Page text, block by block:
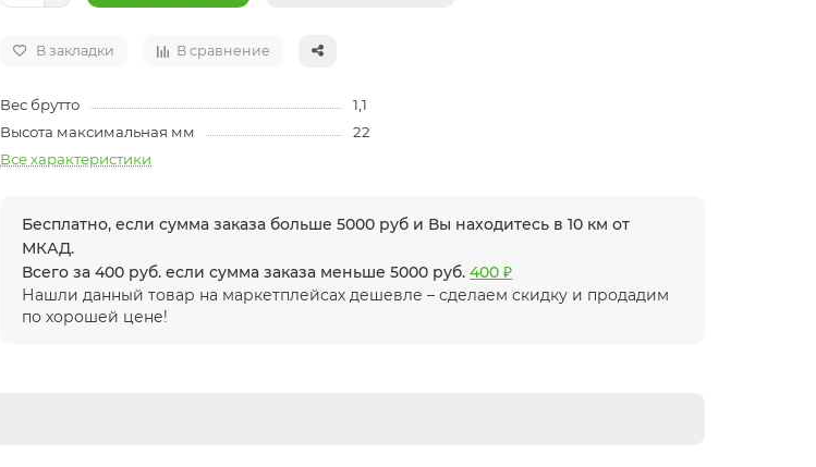
В закладки В сравнение
Вес брутто
1,1
Высота максимальная мм
22
Все характеристики
Бесплатно, если сумма заказа больше 5000 руб и Вы находитесь в 10 км от
МКАД.
Всего за 400 руб. если сумма заказа меньше 5000 руб.400 ₽
Нашли данный товар на маркетплейсах дешевле – сделаем скидку и продадим
по хорошей цене!